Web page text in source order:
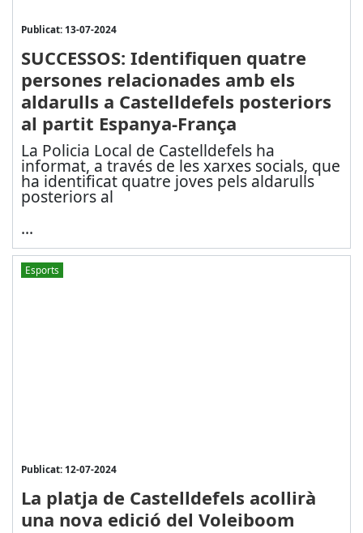
Publicat: 13-07-2024
SUCCESSOS: Identifiquen quatre
persones relacionades amb els
aldarulls a Castelldefels posteriors
al partit Espanya-França
La Policia Local de Castelldefels ha
informat, a través de les xarxes socials, que
ha identificat quatre joves pels aldarulls
posteriors al
...
Esports
Publicat: 12-07-2024
La platja de Castelldefels acollirà
una nova edició del Voleiboom